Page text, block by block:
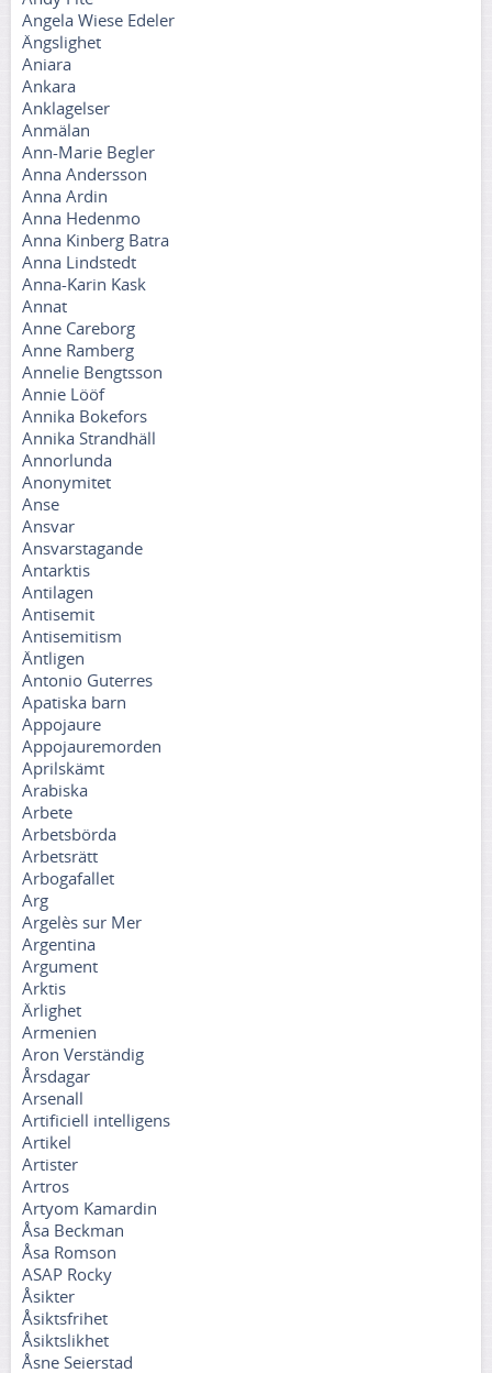
Angela Wiese Edeler
Ängslighet
Aniara
Ankara
Anklagelser
Anmälan
Ann-Marie Begler
Anna Andersson
Anna Ardin
Anna Hedenmo
Anna Kinberg Batra
Anna Lindstedt
Anna-Karin Kask
Annat
Anne Careborg
Anne Ramberg
Annelie Bengtsson
Annie Lööf
Annika Bokefors
Annika Strandhäll
Annorlunda
Anonymitet
Anse
Ansvar
Ansvarstagande
Antarktis
Antilagen
Antisemit
Antisemitism
Äntligen
Antonio Guterres
Apatiska barn
Appojaure
Appojauremorden
Aprilskämt
Arabiska
Arbete
Arbetsbörda
Arbetsrätt
Arbogafallet
Arg
Argelès sur Mer
Argentina
Argument
Arktis
Ärlighet
Armenien
Aron Verständig
Årsdagar
Arsenall
Artificiell intelligens
Artikel
Artister
Artros
Artyom Kamardin
Åsa Beckman
Åsa Romson
ASAP Rocky
Åsikter
Åsiktsfrihet
Åsiktslikhet
Åsne Seierstad